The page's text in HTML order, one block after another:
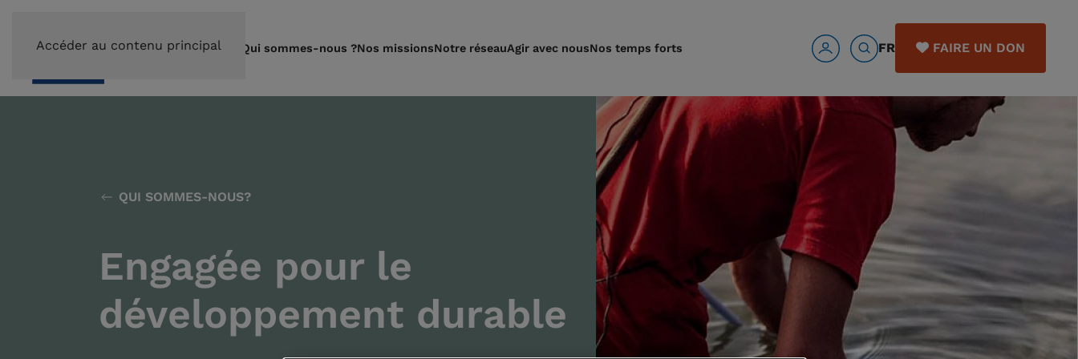
Accéder au contenu principal Qui sommes-nous ?Nos missionsNotre réseauAgir avec nousNos temps forts FR FAIRE UN DON
QUI SOMMES-NOUS?
Engagée pour le
développement durable